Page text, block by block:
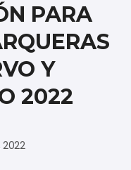
PARA
Y
2022